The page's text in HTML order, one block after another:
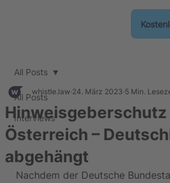
All Posts
Interviews
All Posts
Hinweisgeberschutz
Österreich –
abgehängt
whistle.law 24. März 2023 5 Min.
Nachdem der Deutsche